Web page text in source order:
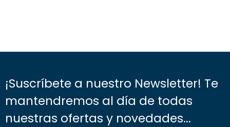
¡Suscríbete a nuestro Newsletter! Te
mantendremos al día de todas
nuestras ofertas y novedades...